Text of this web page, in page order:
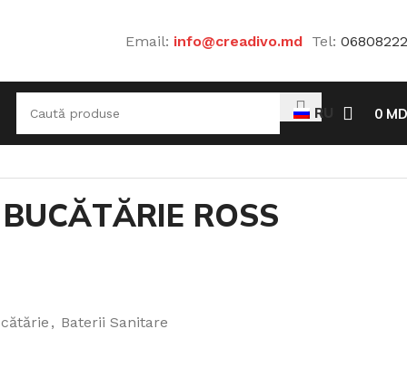
Email: info@creadivo.md Tel:
RU 0
ROSS
, Baterii Sanitare